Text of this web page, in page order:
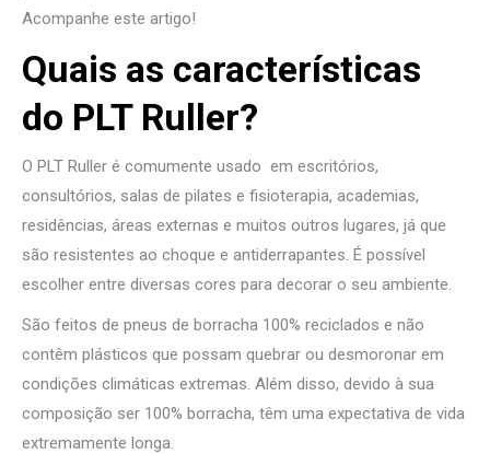
Acompanhe este artigo!
Quais as características
do PLT Ruller?
O PLT Ruller é comumente usado ​ em escritórios,
consultórios, salas de pilates e fisioterapia, academias,
residências, áreas externas e muitos outros lugares, já que
são resistentes ao choque e antiderrapantes. É possível
escolher entre diversas cores para decorar o seu ambiente.
São feitos de pneus de borracha 100% reciclados e não
contêm plásticos que possam quebrar ou desmoronar em
condições climáticas extremas. Além disso, devido à sua
composição ser 100% borracha, têm uma expectativa de vida
extremamente longa.